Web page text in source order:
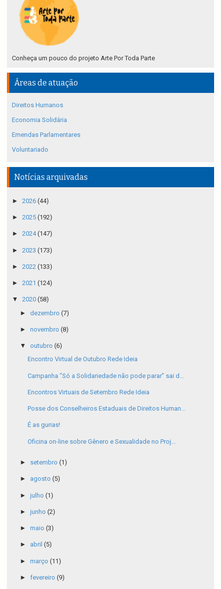
Conheça um pouco do projeto Arte Por Toda Parte
Áreas de atuação
Direitos Humanos
Economia Solidária
Emendas Parlamentares
Voluntariado
Notícias arquivadas
► 2026 (44)
► 2025 (192)
► 2024(147)
► 2023 (173)
► 2022 (133)
► 2021 (124)
▼ 2020 (58)
► dezembro (7)
► novembro (8)
▼ outubro (6)
Encontro Virtual de Outubro Rede Ideia
Campanha "Só a Solidariedade não pode parar” sai d...
Encontros Virtuais de Setembro Rede Ideia
Posse dos Conselheiros Estaduais de Direitos Human...
É as gurias!
Oficina on-line sobre Gênero e Sexualidade no Proj...
► setembro (1)
► agosto (5)
► julho (1)
► junho (2)
► maio (3)
► abril (5)
► março (11)
► fevereiro (9)